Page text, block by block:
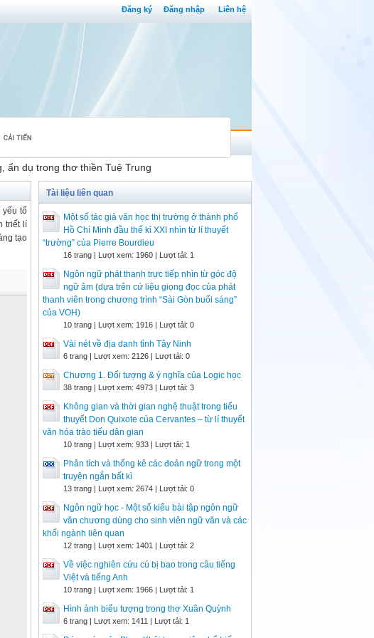
Đăng ký Đăng nhập Liên hệ
ẩn dụ trong thơ thiền Tuệ Trung
yếu tố
triết lí
tạo
Tài liệu liên quan
Một số tác giả văn học thị trường ở thành phố
Hồ Chí Minh đầu thế kỉ XXI nhìn từ lí thuyết
“trường” của Pierre Bourdieu
16 trang | Lượt xem: 1960 | Lượt tải: 1
Ngôn ngữ phát thanh trực tiếp nhìn từ góc độ
ngữ âm (dựa trên cứ liệu giọng đọc của phát
thanh viên trong chương trình “Sài Gòn buổi sáng”
của VOH)
10 trang | Lượt xem: 1916 | Lượt tải: 0
Vài nét về địa danh tỉnh Tây Ninh
6 trang | Lượt xem: 2126 | Lượt tải: 0
Chương 1. Đối tượng & ý nghĩa của Logic học
38 trang | Lượt xem: 4973 | Lượt tải: 3
Không gian và thời gian nghệ thuật trong tiểu
thuyết Don Quixote của Cervantes – từ lí thuyết
văn hóa trào tiếu dân gian
10 trang | Lượt xem: 933 | Lượt tải: 1
Phân tích và thống kê các đoản ngữ trong một
truyện ngắn bất kì
13 trang | Lượt xem: 2674 | Lượt tải: 0
Ngôn ngữ học - Một số kiểu bài tập ngôn ngữ
văn chương dùng cho sinh viên ngữ văn và các
khối ngành liên quan
12 trang | Lượt xem: 1401 | Lượt tải: 2
Về việc nghiên cứu cú bị bao trong câu tiếng
Việt và tiếng Anh
10 trang | Lượt xem: 1966 | Lượt tải: 1
Hình ảnh biểu tượng trong thơ Xuân Quỳnh
6 trang | Lượt xem: 1411 | Lượt tải: 1